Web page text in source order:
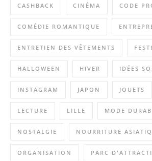
CASHBACK CINÉMA CODE
COMÉDIE ROMANTIQUE
ENTRETIEN DES VÊTEMENTS
HALLOWEEN HIVER IDÉES
INSTAGRAM JAPON JOUETS
LECTURE LILLE MODE
NOSTALGIE NOURRITURE
ORGANISATION PARC